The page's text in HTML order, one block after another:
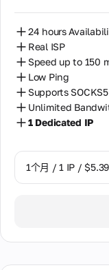
24 hours
Real ISP
Speed up to 150
Low Ping
Supports
Unlimited
1 Dedicated IP
1个月 / 1 IP / $5.39